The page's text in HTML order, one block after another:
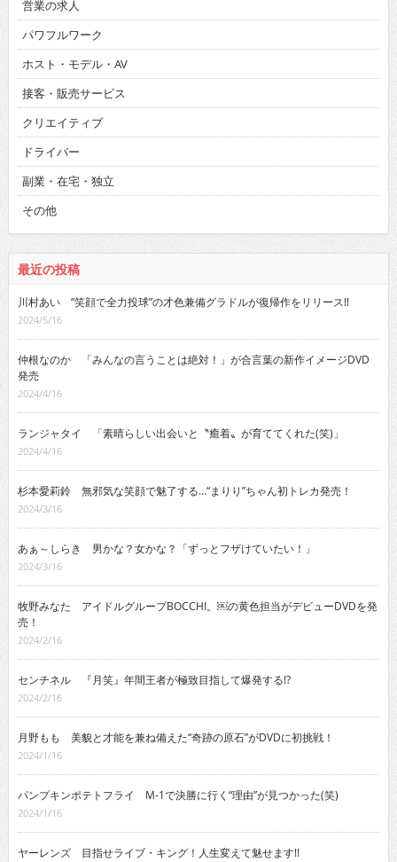
営業の求人
パワフルワーク
ホスト・モデル・AV
接客・販売サービス
クリエイティブ
ドライバー
副業・在宅・独立
その他
最近の投稿
川村あい “笑顔で全力投球”の才色兼備グラドルが復帰作をリリース!!
2024/5/16
仲根なのか 「みんなの言うことは絶対！」が合言葉の新作イメージDVD
発売
2024/4/16
ランジャタイ 「素晴らしい出会いと〝癒着〟が育ててくれた(笑)」
2024/4/16
杉本愛莉鈴 無邪気な笑顔で魅了する…“まりり”ちゃん初トレカ発売！
2024/3/16
あぁ～しらき 男かな？女かな？「ずっとフザけていたい！」
2024/3/16
牧野みなた アイドルグループBOCCHI。￼の黄色担当がデビューDVDを発
売！
2024/2/16
センチネル 『月笑』年間王者が極致目指して爆発する!?
2024/2/16
月野もも 美貌と才能を兼ね備えた“奇跡の原石”がDVDに初挑戦！
2024/1/16
パンプキンポテトフライ M-1で決勝に行く“理由”が見つかった(笑)
2024/1/16
ヤーレンズ 目指せライブ・キング！人生変えて魅せます!!